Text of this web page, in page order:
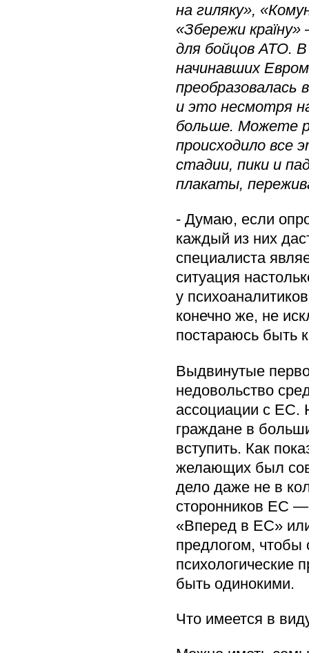
на гиляку»,
«Збережи
для бойцов АТО. В
начинавших
и это несмотря
больше. Можете
происходило все
стадии, пики и
плакаты,
- Думаю, если
каждый из них
специалиста
ситуация
у
конечно же, не
постараюсь быть
Выдвинутые
недовольство
ассоциации с ЕС.
граждане в
вступить. Как
желающих был
дело даже не в
сторонников ЕС
«Вперед в ЕС»
предлогом, чтобы
психологические
быть одинокими.
Что имеется в